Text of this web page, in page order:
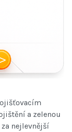
a zelenou
nejlevnější